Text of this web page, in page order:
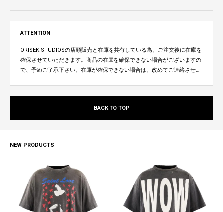
ATTENTION
ORISEK.STUDIOSの店頭販売と在庫を共有している為、ご注文後に在庫を
確保させていただきます。商品の在庫を確保できない場合がございますの
で、予めご了承下さい。在庫が確保できない場合は、改めてご連絡させて
BACK TO TOP
NEW PRODUCTS